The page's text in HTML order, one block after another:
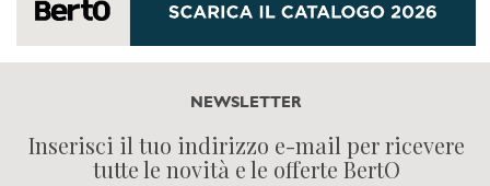
NEWSLETTER
Inserisci il tuo indirizzo e-mail per ricevere
tutte le novità e le offerte BertO